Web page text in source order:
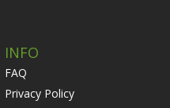
INFO
FAQ
Privacy Policy